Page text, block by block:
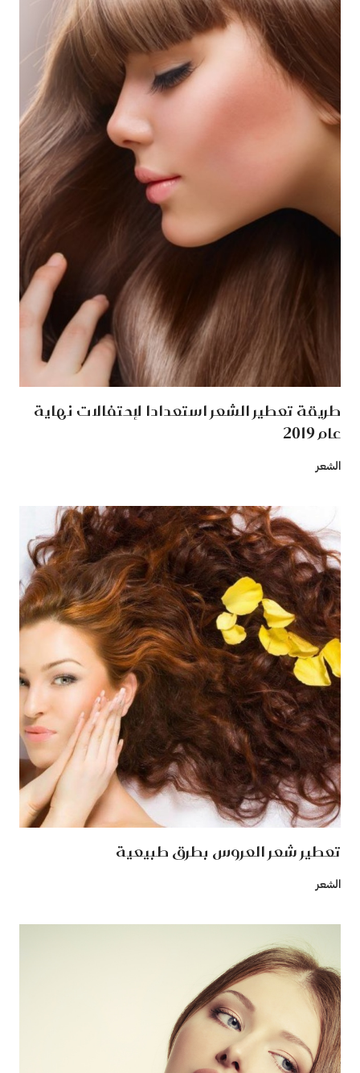
طريقة تعطير الشعر استعدادا لإحتفالات نهاية
عام 2019
الشعر
تعطير شعر العروس بطرق طبيعية
الشعر